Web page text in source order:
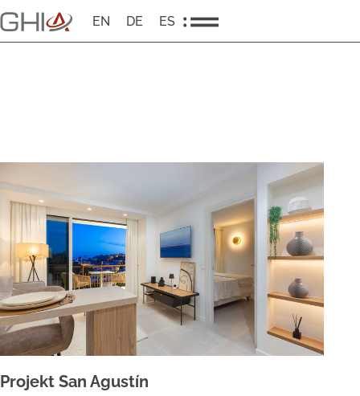
EN DE ES
Projekt San Agustín